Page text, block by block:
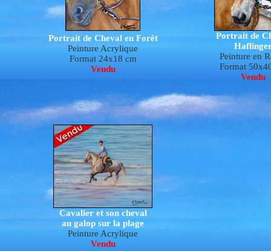
Portrait de Cheval en Forêt
Peinture Acrylique
Format 24x18 cm
Vendu
Portrait de
Peinture en
Format
Vendu
Cavalier et son cheval
au galop sur la plage
Peinture Acrylique
Vendu